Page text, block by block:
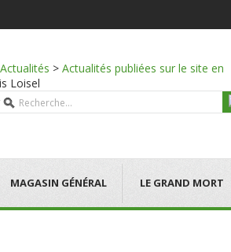
Actualités > Actualités publiées sur le site en
Loisel
MAGASIN GÉNÉRAL LE GRAND MORT